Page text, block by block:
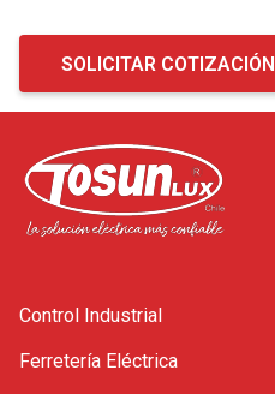
SOLICITAR COTIZACIÓN
Control Industrial
Ferretería Eléctrica